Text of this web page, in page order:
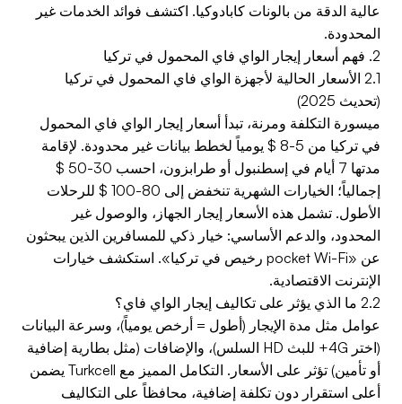
عالية الدقة من بالونات كابادوكيا. اكتشف فوائد الخدمات غير
المحدودة.
2. فهم أسعار إيجار الواي فاي المحمول في تركيا
2.1 الأسعار الحالية لأجهزة الواي فاي المحمول في تركيا
(تحديث 2025)
ميسورة التكلفة ومرنة، تبدأ أسعار إيجار الواي فاي المحمول
في تركيا من 5-8 $ يومياً لخطط بيانات غير محدودة. لإقامة
مدتها 7 أيام في إسطنبول أو طرابزون، احسب 30-50 $
إجمالياً؛ الخيارات الشهرية تنخفض إلى 80-100 $ للرحلات
الأطول. تشمل هذه الأسعار إيجار الجهاز، والوصول غير
المحدود، والدعم الأساسي: خيار ذكي للمسافرين الذين يبحثون
عن «pocket Wi-Fi رخيص في تركيا». استكشف خيارات
الإنترنت الاقتصادية.
2.2 ما الذي يؤثر على تكاليف إيجار الواي فاي؟
عوامل مثل مدة الإيجار (أطول = أرخص يومياً)، وسرعة البيانات
(اختر 4G+ للبث HD السلس)، والإضافات (مثل بطارية إضافية
أو تأمين) تؤثر على الأسعار. التكامل المميز مع Turkcell يضمن
أعلى استقرار دون تكلفة إضافية، محافظاً على التكاليف